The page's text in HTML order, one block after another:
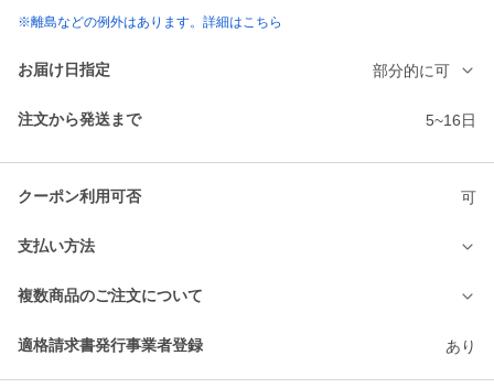
※離島などの例外はあります。詳細はこちら
お届け日指定 部分的に可
注文から発送まで 5~16日
クーポン利用可否 可
支払い方法
複数商品のご注文について
適格請求書発行事業者登録 あり